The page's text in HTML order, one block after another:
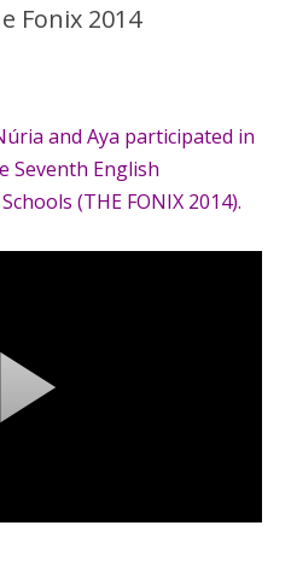
Fonix 2014
and Aya participated in
Seventh English
(THE FONIX 2014).